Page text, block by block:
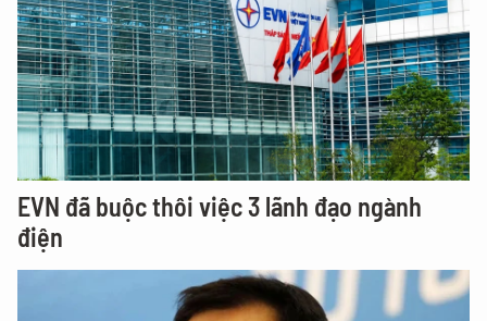
EVN đã buộc thôi việc 3 lãnh đạo ngành
điện